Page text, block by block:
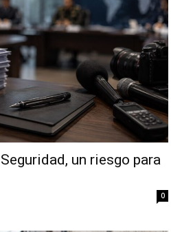
un riesgo para
0